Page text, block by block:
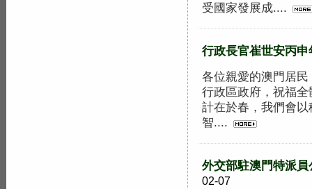
受國家發展成....
行政長官崔世安丙申
各位親愛的澳門居
行政區政府，祝福
計在於春，我們會
智....
外交部駐澳門特派
02-07